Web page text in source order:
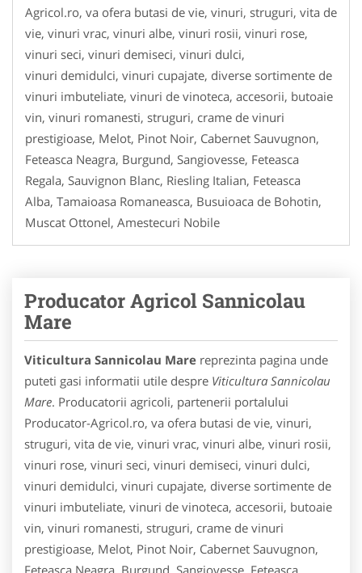
Agricol.ro, va ofera butasi de vie, vinuri, struguri, vita de
vie, vinuri vrac, vinuri albe, vinuri rosii, vinuri rose,
vinuri seci, vinuri demiseci, vinuri dulci,
vinuri demidulci, vinuri cupajate, diverse sortimente de
vinuri imbuteliate, vinuri de vinoteca, accesorii, butoaie
vin, vinuri romanesti, struguri, crame de vinuri
prestigioase, Melot, Pinot Noir, Cabernet Sauvugnon,
Feteasca Neagra, Burgund, Sangiovesse, Feteasca
Regala, Sauvignon Blanc, Riesling Italian, Feteasca
Alba, Tamaioasa Romaneasca, Busuioaca de Bohotin,
Muscat Ottonel, Amestecuri Nobile
Producator Agricol Sannicolau
Mare
Viticultura Sannicolau Mare reprezinta pagina unde
puteti gasi informatii utile despre Viticultura Sannicolau
Mare. Producatorii agricoli, partenerii portalului
Producator-Agricol.ro, va ofera butasi de vie, vinuri,
struguri, vita de vie, vinuri vrac, vinuri albe, vinuri rosii,
vinuri rose, vinuri seci, vinuri demiseci, vinuri dulci,
vinuri demidulci, vinuri cupajate, diverse sortimente de
vinuri imbuteliate, vinuri de vinoteca, accesorii, butoaie
vin, vinuri romanesti, struguri, crame de vinuri
prestigioase, Melot, Pinot Noir, Cabernet Sauvugnon,
Feteasca Neagra, Burgund, Sangiovesse, Feteasca